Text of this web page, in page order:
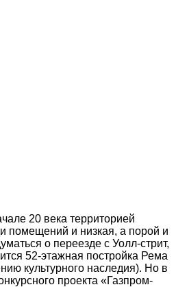
20 века территорией
помещений и низкая, а порой и
о переезде с Уолл-стрит,
52-этажная постройка Рема
культурного наследия). Но в
проекта «Газпром-